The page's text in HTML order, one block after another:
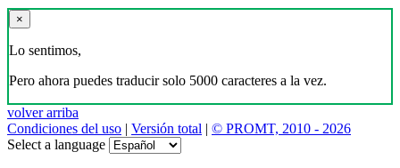
×
Lo sentimos,
Pero ahora puedes traducir solo 5000 caracteres a la vez.
volver arriba
Condiciones del uso | Versión total | © PROMT, 2010 - 2026
Select a language